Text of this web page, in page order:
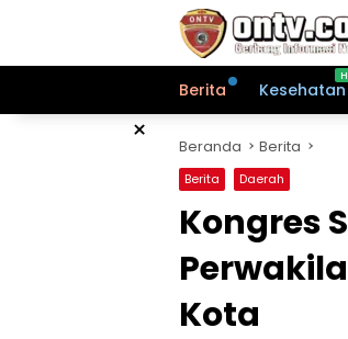
Berita Kesehatan
× Beranda Berita
Berita Daerah
Kongres
Kota